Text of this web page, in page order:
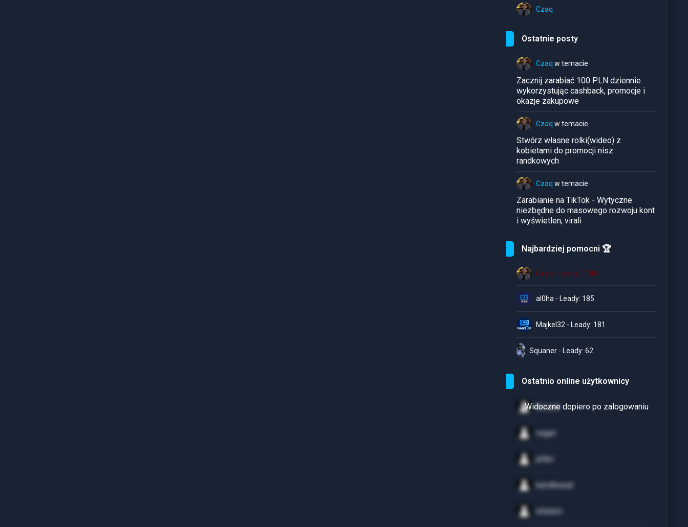
Czaq
Ostatnie posty
Czaq w temacie
Zacznij zarabiać 100 PLN dziennie
wykorzystując cashback, promocje i
okazje zakupowe
Czaq w temacie
Stwórz własne rolki(wideo) z
kobietami do promocji nisz
randkowych
Czaq w temacie
Zarabianie na TikTok - Wytyczne
niezbędne do masowego rozwoju kont
i wyświetlen, virali
Najbardziej pomocni 🏆
Czaq - Leady: 1184
al0ha - Leady: 185
Majkel32 - Leady: 181
Squaner - Leady: 62
Ostatnio online użytkownicy
Borucik
vegarr
jefkin
kamillowad
sirbaton